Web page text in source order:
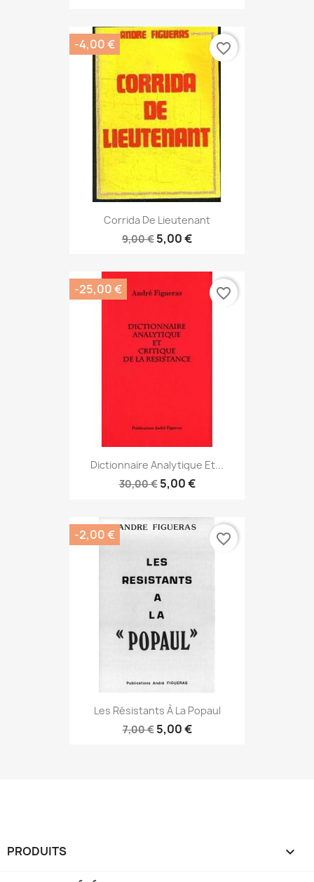
Corrida De Lieutenant
9,00 € 5,00 €
-4,00 € favorite_border
Dictionnaire Analytique Et...
30,00 € 5,00 €
-25,00 € favorite_border
Les Résistants À La Popaul
7,00 € 5,00 €
-2,00 € favorite_border
PRODUITS 